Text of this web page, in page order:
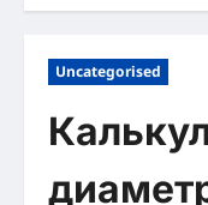
Uncategorised